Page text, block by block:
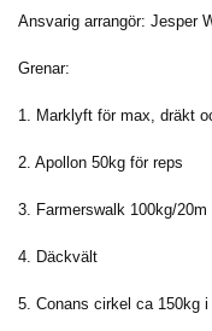
Ansvarig arrangör: Jesper
Grenar:
1. Marklyft för max, dräkt
2. Apollon 50kg för reps
3. Farmerswalk 100kg/20m
4. Däckvält
5. Conans cirkel ca 150kg i